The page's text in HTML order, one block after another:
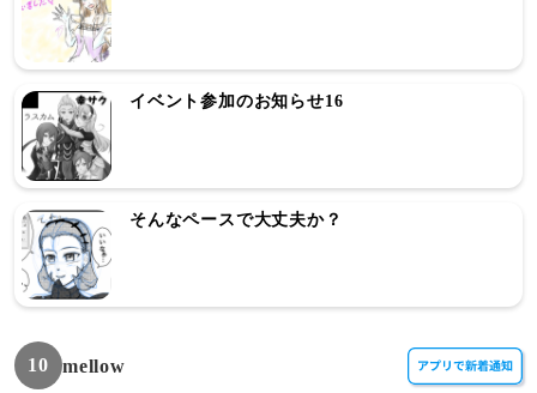
イベント参加のお知らせ16
そんなペースで大丈夫か？
10 mellow